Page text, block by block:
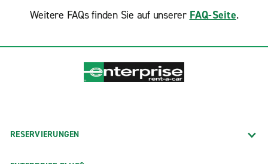
Weitere FAQs finden Sie auf unserer FAQ-Seite.
RESERVIERUNGEN